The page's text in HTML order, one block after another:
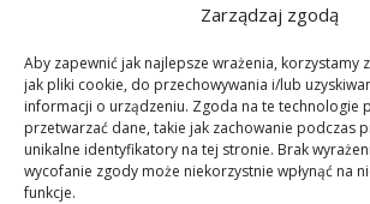
Zarządzaj zgodą
Aby zapewnić jak najlepsze wrażenia, korzystamy
jak pliki cookie, do przechowywania i/lub
informacji o urządzeniu. Zgoda na te technologie
przetwarzać dane, takie jak zachowanie podczas
unikalne identyfikatory na tej stronie. Brak
wycofanie zgody może niekorzystnie wpłynąć na
funkcje.